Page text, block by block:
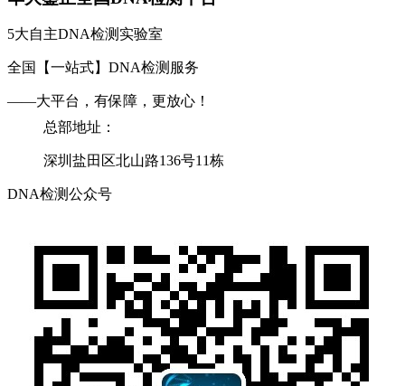
5大自主DNA检测实验室
全国【一站式】DNA检测服务
——大平台，有保障，更放心！
总部地址：
深圳盐田区北山路136号11栋
DNA检测公众号